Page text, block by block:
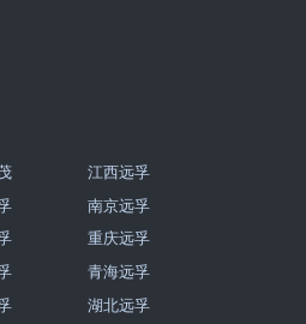
江西远孚
南京远孚
重庆远孚
青海远孚
湖北远孚